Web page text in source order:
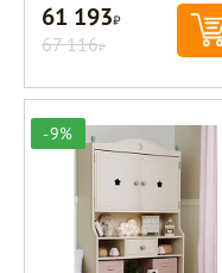
61 193Р
67 116Р
-9%